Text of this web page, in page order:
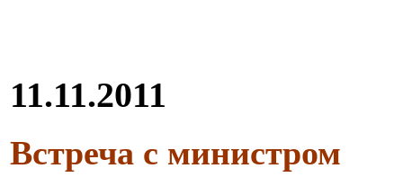
11.11.2011
Встреча с министром